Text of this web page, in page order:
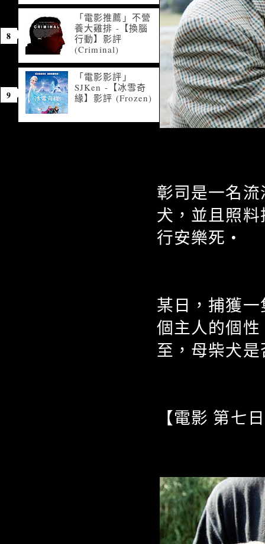
彰司是一名
犬，並且照
行安樂死‧
某日，捕獲
個主人的個
至，母柴犬
【電影 第七
「電影推薦」不營
養大雞排 -【換腦
行動】影評
(Criminal)
「電影影評」
SJKen -【冰雪奇
緣】影評 (Frozen)